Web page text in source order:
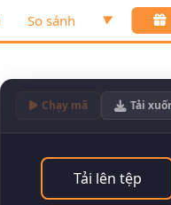
So sánh ▼
Chạy mã Tải
Tải lên tệp